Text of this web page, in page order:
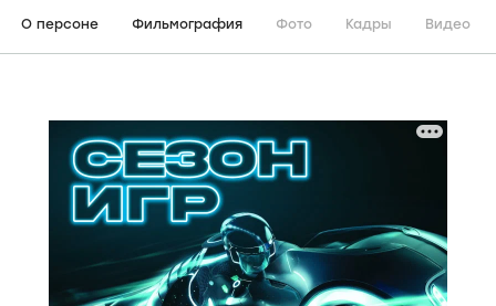
О персоне Фильмография Фото Кадры Видео